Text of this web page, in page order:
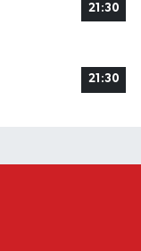
21:30
21:30